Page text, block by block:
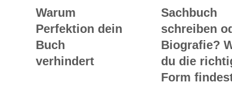
Warum
Perfektion dein
Buch
verhindert
Sachbuch
schreiben
Biografie?
du die
Form